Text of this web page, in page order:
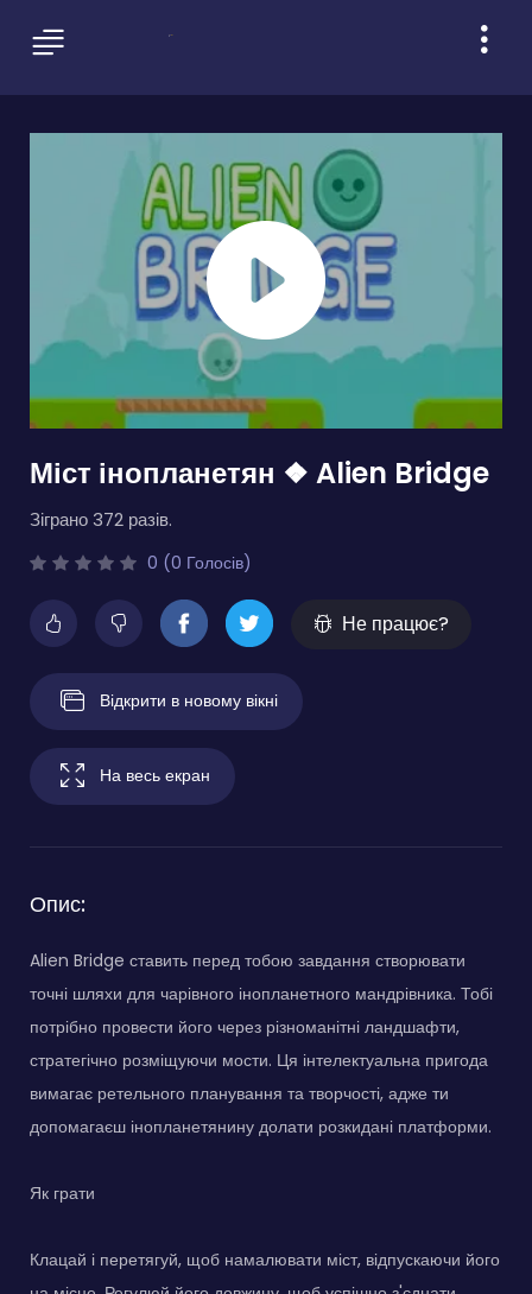
Міст інопланетян ❖ Alien Bridge
Зіграно 372 разів.
0 (0 Голосів)
Не працює?
Відкрити в новому вікні
На весь екран
Опис:
Alien Bridge ставить перед тобою завдання створювати
точні шляхи для чарівного інопланетного мандрівника. Тобі
потрібно провести його через різноманітні ландшафти,
стратегічно розміщуючи мости. Ця інтелектуальна пригода
вимагає ретельного планування та творчості, адже ти
допомагаєш інопланетянину долати розкидані платформи.
Як грати
Клацай і перетягуй, щоб намалювати міст, відпускаючи його